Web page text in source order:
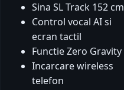
Sina SL Track 152 cm
Control vocal AI si
ecran tactil
Functie Zero Gravity
Incarcare wireless
telefon